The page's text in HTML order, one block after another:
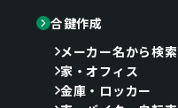
合鍵作成
メーカー名から検索
家・オフィス
金庫・ロッカー